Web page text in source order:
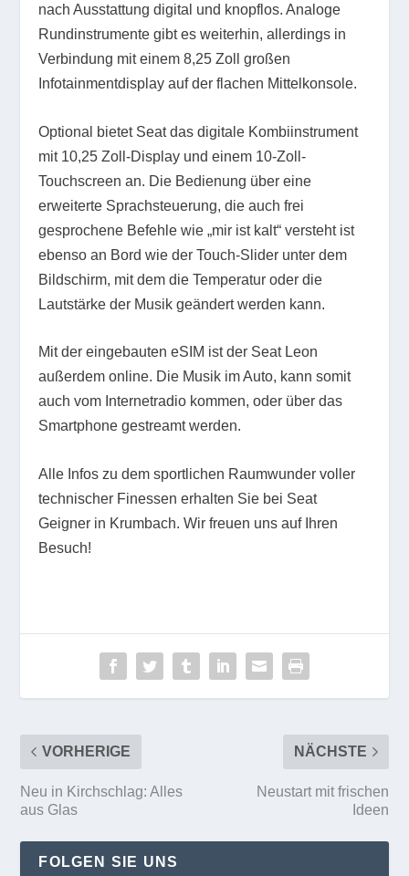
nach Ausstattung digital und knopflos. Analoge
Rundinstrumente gibt es weiterhin, allerdings in
Verbindung mit einem 8,25 Zoll großen
Infotainmentdisplay auf der flachen Mittelkonsole.
Optional bietet Seat das digitale Kombiinstrument
mit 10,25 Zoll-Display und einem 10-Zoll-
Touchscreen an. Die Bedienung über eine
erweiterte Sprachsteuerung, die auch frei
gesprochene Befehle wie „mir ist kalt“ versteht ist
ebenso an Bord wie der Touch-Slider unter dem
Bildschirm, mit dem die Temperatur oder die
Lautstärke der Musik geändert werden kann.
Mit der eingebauten eSIM ist der Seat Leon
außerdem online. Die Musik im Auto, kann somit
auch vom Internetradio kommen, oder über das
Smartphone gestreamt werden.
Alle Infos zu dem sportlichen Raumwunder voller
technischer Finessen erhalten Sie bei Seat
Geigner in Krumbach. Wir freuen uns auf Ihren
Besuch!
VORHERIGE
Neu in Kirchschlag: Alles
aus Glas
NÄCHSTE
Neustart mit frischen
Ideen
FOLGEN SIE UNS